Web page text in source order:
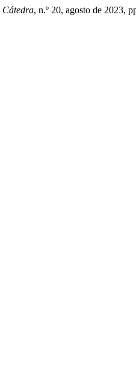
Cátedra, n.º 20, agosto de 2023,